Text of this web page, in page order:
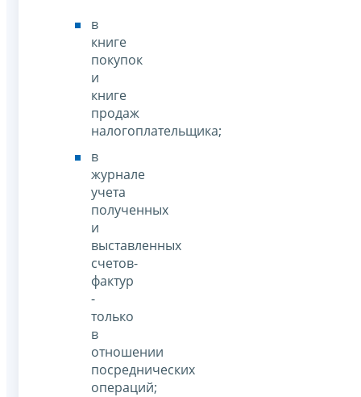
в
книге
покупок
и
книге
продаж
налогоплательщика;
в
журнале
учета
полученных
и
выставленных
счетов-
фактур
-
только
в
отношении
посреднических
операций;